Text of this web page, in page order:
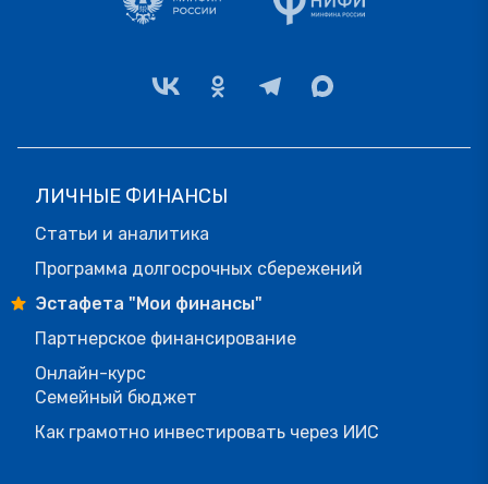
ЛИЧНЫЕ ФИНАНСЫ
Статьи и аналитика
Программа долгосрочных сбережений
Эстафета "Мои финансы"
Партнерское финансирование
Онлайн-курс
Семейный бюджет
Как грамотно инвестировать через ИИС